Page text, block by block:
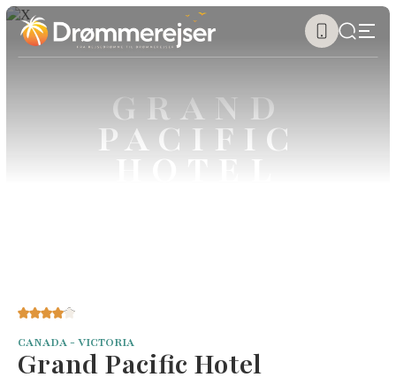
GRAND
PACIFIC
HOTEL
CANADA - VICTORIA
Grand Pacific Hotel